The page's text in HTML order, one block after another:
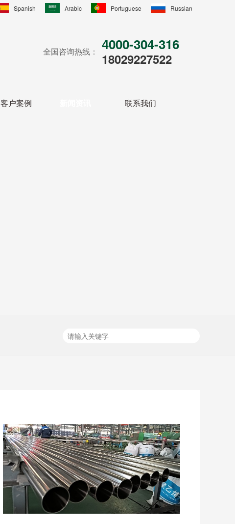
Spanish Arabic Portuguese Russian
全国咨询热线： 4000-304-316
18029227522
客户案例 联系我们